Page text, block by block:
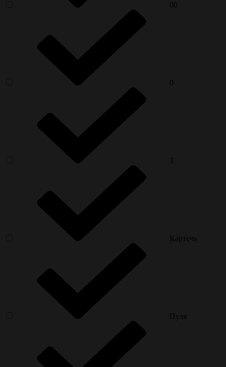
00
0
3
Картечь
Пуля